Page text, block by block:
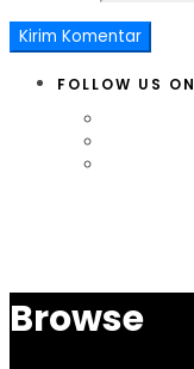
FOLLOW US ON
Browse